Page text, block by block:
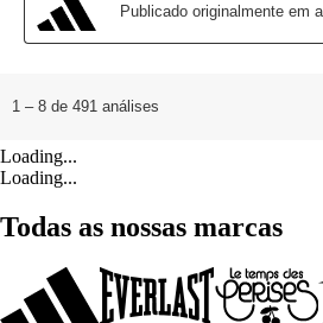
Loading...
Loading...
Todas as nossas marcas